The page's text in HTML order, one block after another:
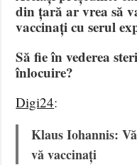
din țară ar vrea să
vaccinați cu serul
Să fie în vederea
înlocuire?
Digi24:
Klaus Iohannis:
vă vaccinați